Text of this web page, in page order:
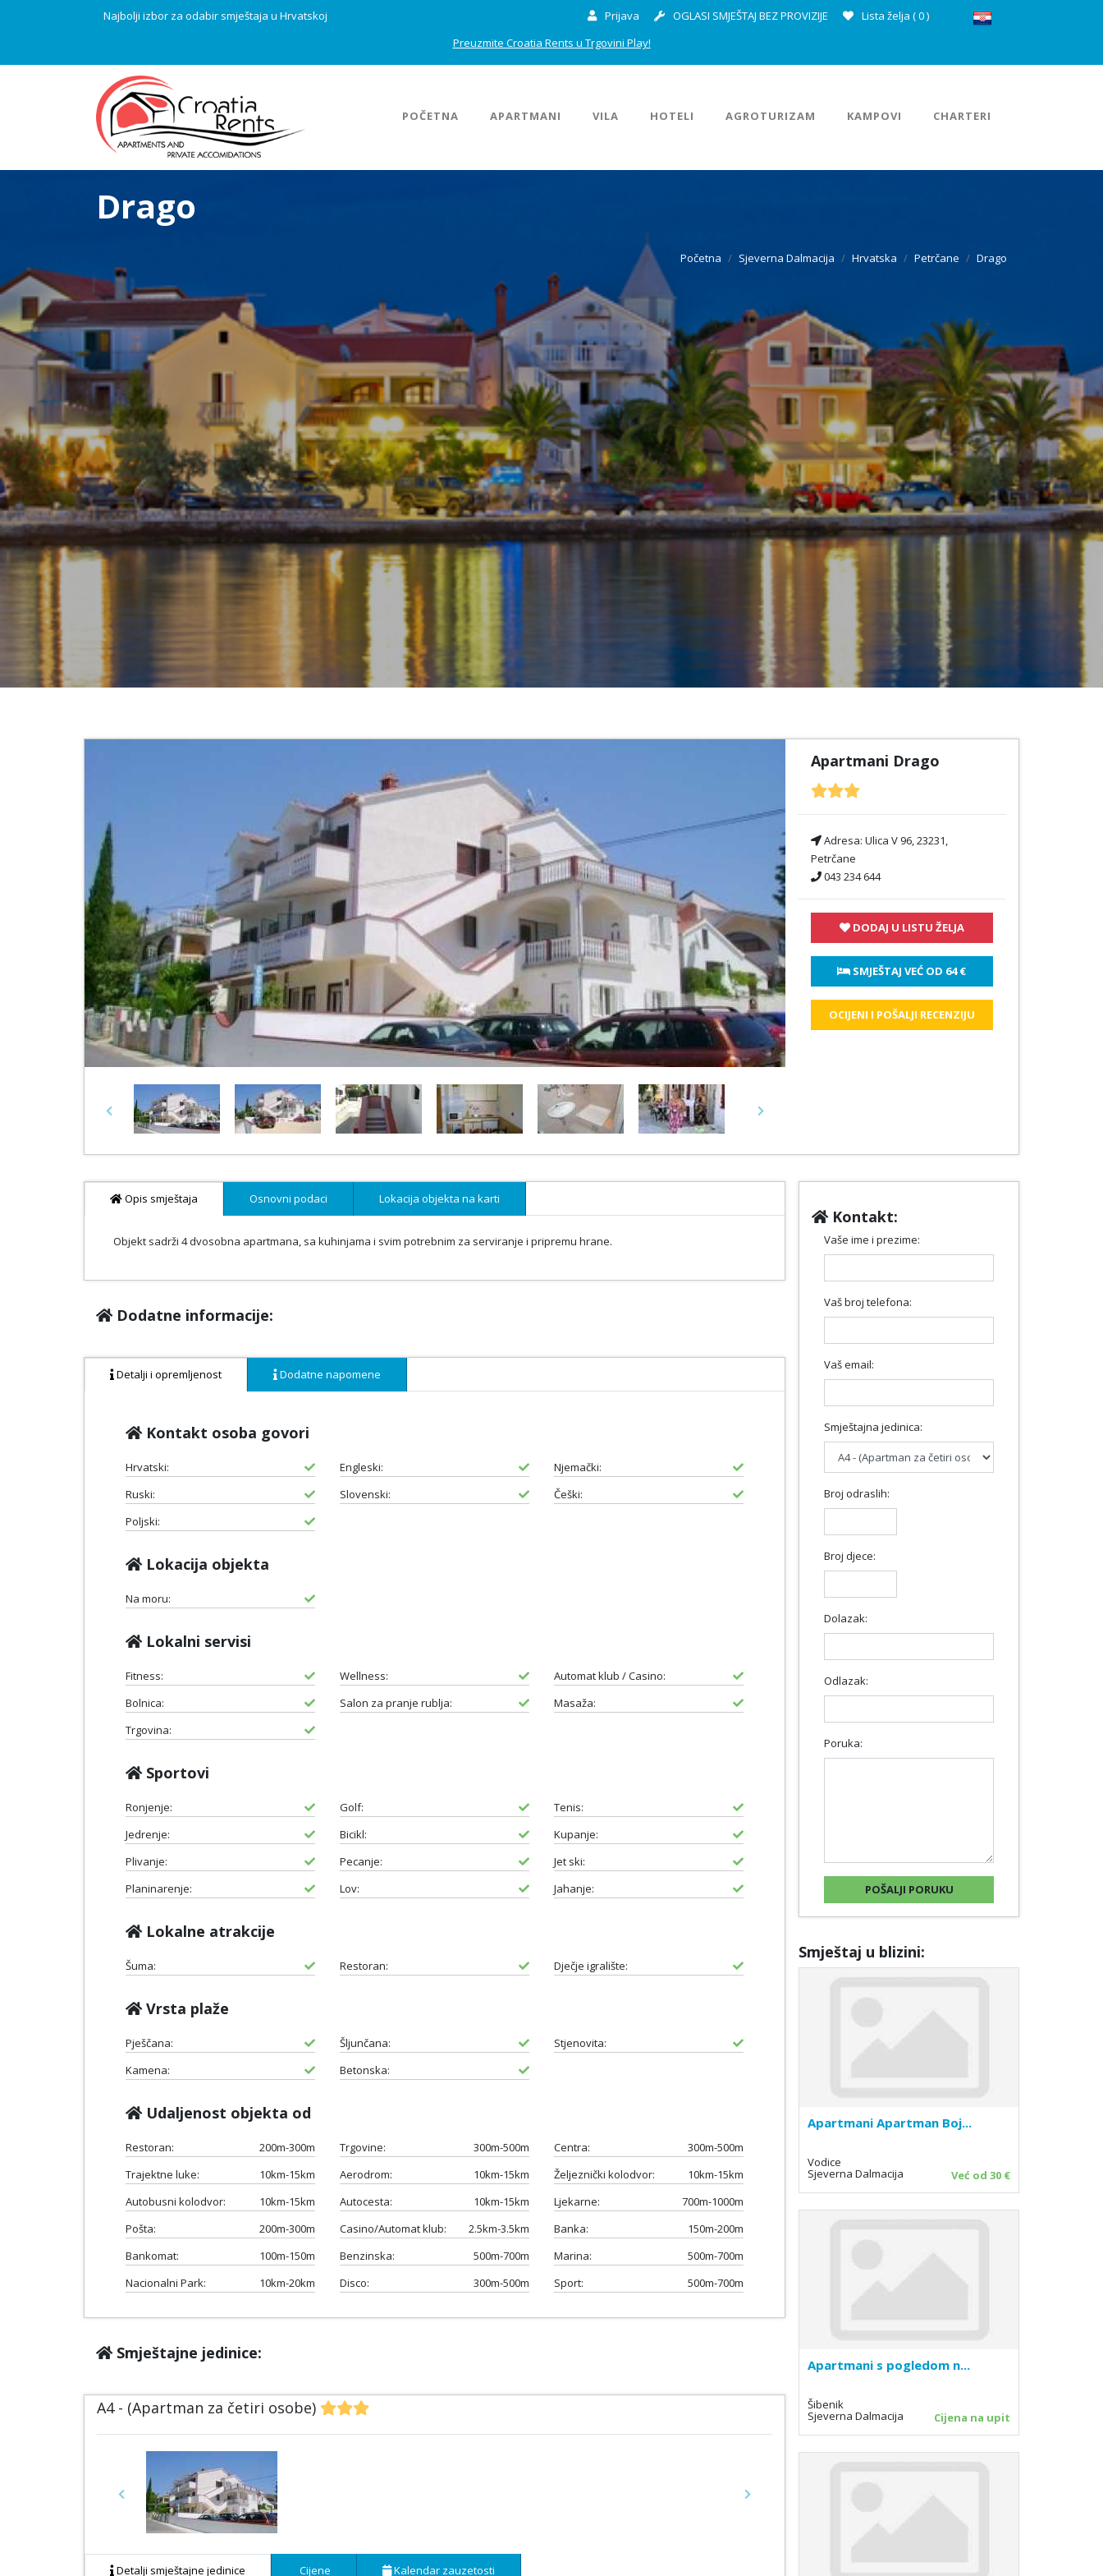
Najbolji izbor za odabir smještaja u Hrvatskoj Prijava OGLASI SMJEŠTAJ BEZ PROVIZIJE Lista želja (0)
Preuzmite Croatia Rents u Trgovini Play!
POČETNA APARTMANI VILA HOTELI AGROTURIZAM KAMPOVI CHARTERI
Drago
Početna Sjeverna Dalmacija Hrvatska Petrčane Drago
Previous Next
Apartmani Drago
Adresa: Ulica V 96, 23231,
Petrčane
043 234 644
DODAJ U LISTU ŽELJA
SMJEŠTAJ VEĆ OD 64 €
OCIJENI I POŠALJI RECENZIJU
Opis smještaja Osnovni podaci Lokacija objekta na karti
Objekt sadrži 4 dvosobna apartmana, sa kuhinjama i svim potrebnim za serviranje i pripremu hrane.
Dodatne informacije:
Detalji i opremljenost Dodatne napomene
Kontakt osoba govori
Hrvatski: Engleski:
Njemački:
Ruski:
Slovenski:
Češki:
Poljski:
Lokacija objekta
Na moru:
Lokalni servisi
Fitness: Wellness:
Automat klub / Casino:
Bolnica:
Salon za pranje rublja:
Masaža:
Trgovina:
Sportovi
Ronjenje: Golf:
Tenis:
Jedrenje:
Bicikl:
Kupanje:
Plivanje:
Pecanje:
Jet ski:
Planinarenje:
Lov: Jahanje:
Lokalne atrakcije
Šuma: Restoran: Dječje igralište:
Vrsta plaže
Pješčana: Šljunčana:
Stjenovita:
Kamena:
Betonska:
Udaljenost objekta od
Restoran: 200m-300m Trgovine: 300m-500m Centra:
300m-500m
Trajektne luke:
10km-15km Aerodrom: 10km-15km Željeznički kolodvor:
10km-15km
Autobusni kolodvor:
10km-15km Autocesta: 10km-15km Ljekarne:
700m-1000m
Pošta:
200m-300m Casino/Automat klub: 2.5km-3.5km Banka:
150m-200m
Bankomat:
100m-150m Benzinska: 500m-700m Marina:
500m-700m
Nacionalni Park:
10km-20km Disco: 300m-500m Sport: 500m-700m
Smještajne jedinice:
A4 - (Apartman za četiri osobe)
Previous Next
Detalji smještajne jedinice Cijene Kalendar zauzetosti
Kontakt:
Vaše ime i prezime:
Vaš broj telefona:
Vaš email:
Smještajna jedinica:
Broj odraslih:
Broj djece:
Dolazak:
Odlazak:
Poruka:
Smještaj u blizini:
Apartmani Apartman Boj...
Vodice
Sjeverna Dalmacija Već od 30 €
Apartmani s pogledom n...
Šibenik
Sjeverna Dalmacija Cijena na upit